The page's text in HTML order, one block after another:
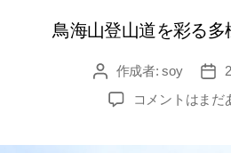
鳥海山登山道を彩る多
投
稿
者
作成者:soy
投
稿
日
7
コメントはまだ